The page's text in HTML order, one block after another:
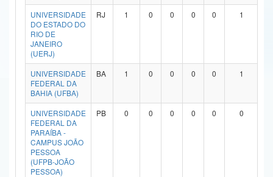
Secretaria de Governo
Gabinete de Segurança Institucional
Advocacia-Geral da União
Banco Central do Brasil
UNIVERSIDADE
DO ESTADO DO
RIO DE
JANEIRO
(UERJ)
RJ 1 0 0 0 0 1
UNIVERSIDADE
FEDERAL DA
BAHIA (UFBA)
BA 1 0 0 0 0 1
UNIVERSIDADE
FEDERAL DA
PARAÍBA -
CAMPUS JOÃO
PESSOA
(UFPB-JOÃO
PESSOA)
PB 0 0 0 0 0 0